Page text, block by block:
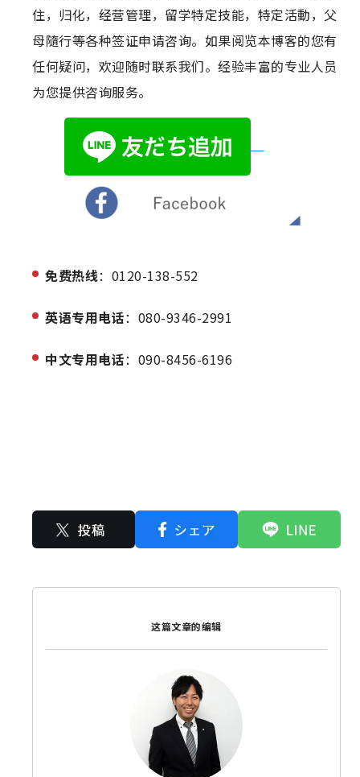
住，归化，经营管理，留学特定技能，特定活動，父
母隨行等各种签证申请咨询。如果阅览本博客的您有
任何疑问，欢迎随时联系我们。经验丰富的专业人员
为您提供咨询服务。
免费热线：0120-138-552
英语专用电话：080-9346-2991
中文专用电话：090-8456-6196
这篇文章的编辑